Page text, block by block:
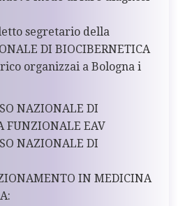
segretario della
DI BIOCIBERNETICA
organizzai a Bologna i
NAZIONALE DI
FUNZIONALE EAV
NAZIONALE DI
IN MEDICINA